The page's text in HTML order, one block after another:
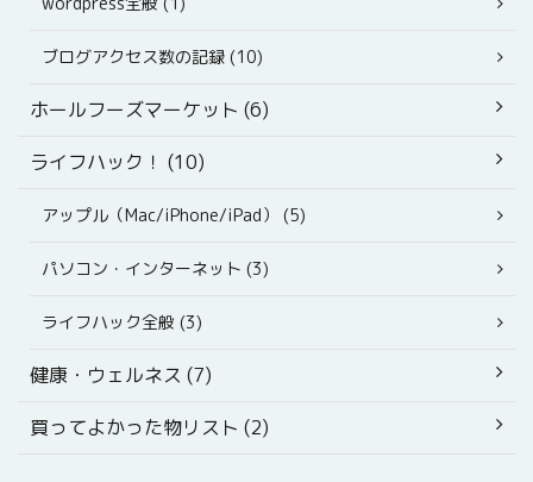
ブログアクセス数の記録 (10)
ホールフーズマーケット (6)
ライフハック！ (10)
アップル（Mac/iPhone/iPad） (5)
パソコン・インターネット (3)
ライフハック全般 (3)
健康・ウェルネス (7)
買ってよかった物リスト (2)